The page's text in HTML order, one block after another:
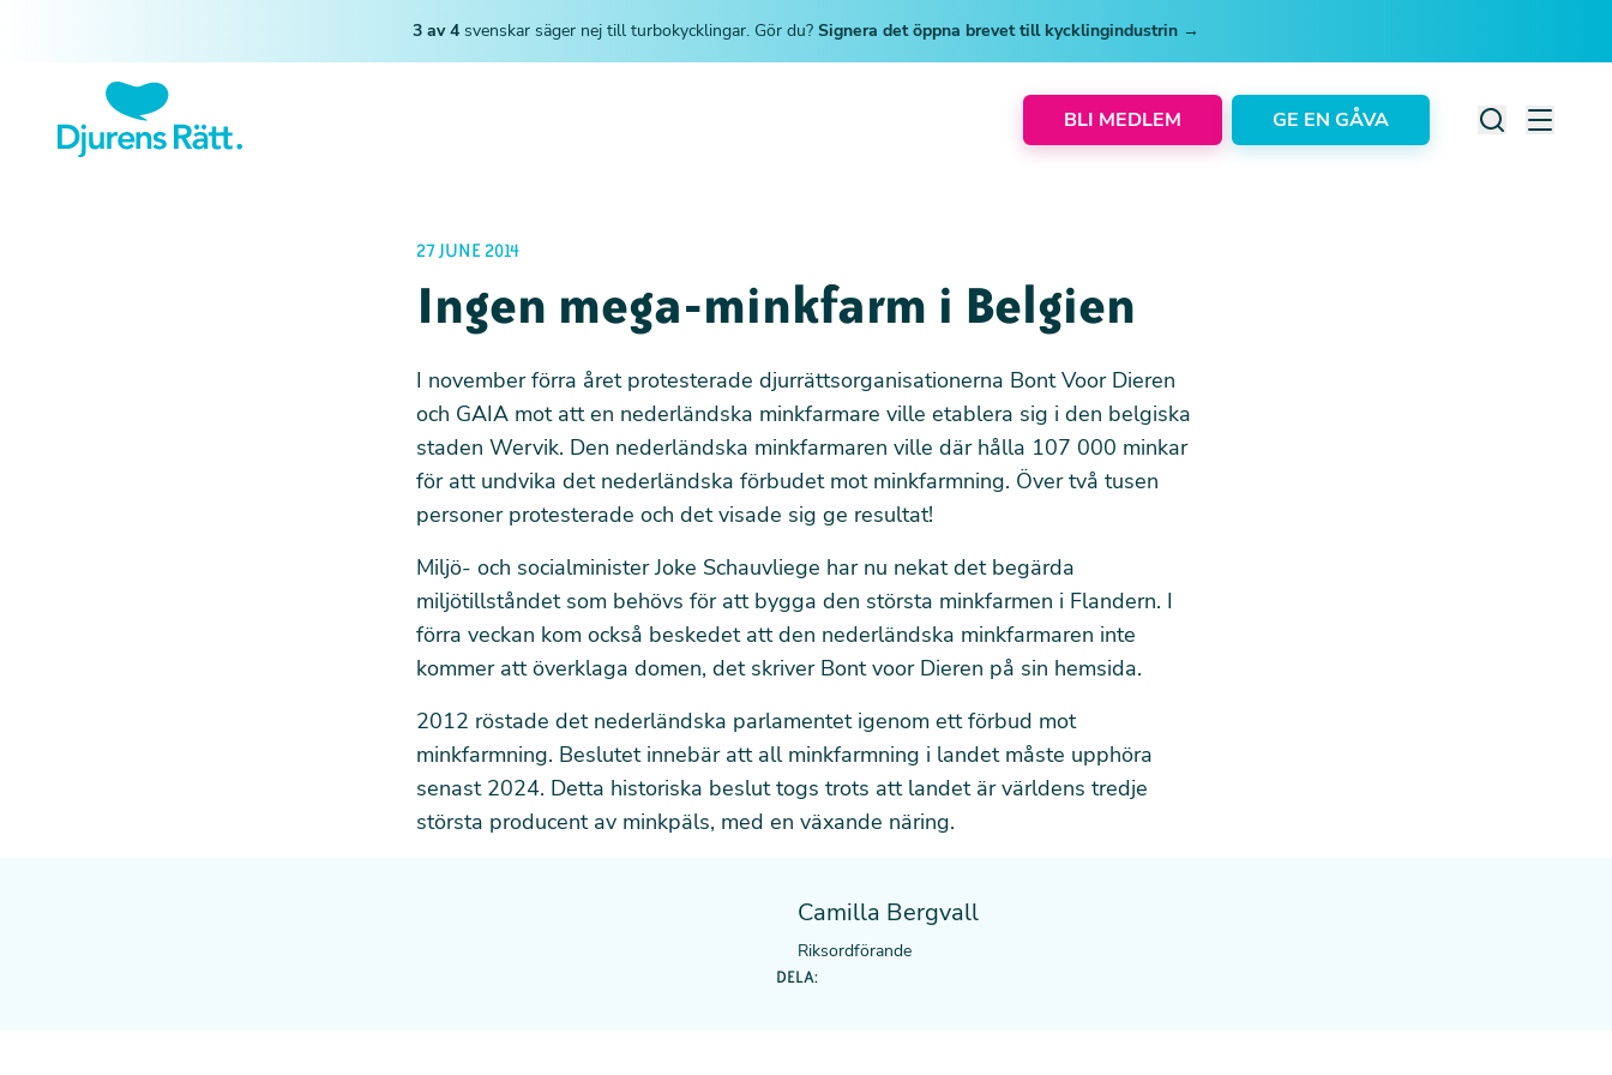
3 av 4 svenskar säger nej till turbokycklingar. Gör du? Signera det öppna brevet till kycklingindustrin →
BLI MEDLEM GE EN GÅVA
27 JUNE 2014
Ingen mega-minkfarm i Belgien
I november förra året protesterade djurrättsorganisationerna Bont Voor Dieren
och GAIA mot att en nederländska minkfarmare ville etablera sig i den belgiska
staden Wervik. Den nederländska minkfarmaren ville där hålla 107 000 minkar
för att undvika det nederländska förbudet mot minkfarmning. Över två tusen
personer protesterade och det visade sig ge resultat!
Miljö- och socialminister Joke Schauvliege har nu nekat det begärda
miljötillståndet som behövs för att bygga den största minkfarmen i Flandern. I
förra veckan kom också beskedet att den nederländska minkfarmaren inte
kommer att överklaga domen, det skriver Bont voor Dieren på sin hemsida.
2012 röstade det nederländska parlamentet igenom ett förbud mot
minkfarmning. Beslutet innebär att all minkfarmning i landet måste upphöra
senast 2024. Detta historiska beslut togs trots att landet är världens tredje
största producent av minkpäls, med en växande näring.
Camilla Bergvall
Riksordförande
DELA: